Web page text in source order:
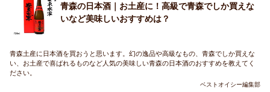
青森の日本酒｜お土産に！高級で青森でしか買えな
いなど美味しいおすすめは？
青森土産に日本酒を買おうと思います。幻の逸品や高級なもの、青森でしか買えな
い、お土産で喜ばれるものなど人気の美味しい青森の日本酒のおすすめを教えてく
ださい。
ベストオイシー編集部